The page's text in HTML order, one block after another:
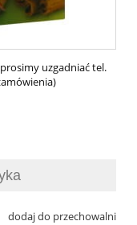
uzgadniać tel.
dodaj do przechowalni